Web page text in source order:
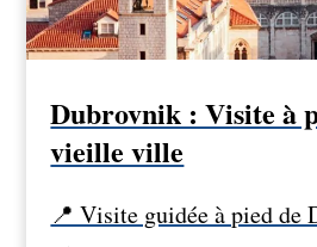
Dubrovnik : Visite à
vieille ville
📍 Visite guidée à pied de